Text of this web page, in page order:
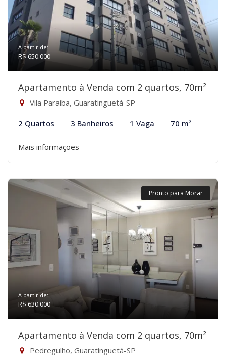
A partir de:
R$ 650.000
Apartamento à Venda com 2 quartos, 70m²
Vila Paraíba, Guaratinguetá-SP
2 Quartos 3 Banheiros 1 Vaga 70 m²
Mais informações
Pronto para Morar
A partir de:
R$ 630.000
Apartamento à Venda com 2 quartos, 70m²
Pedregulho, Guaratinguetá-SP